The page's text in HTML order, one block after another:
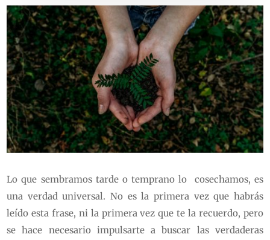
Lo que sembramos tarde o temprano lo cosechamos, es
una verdad universal. No es la primera vez que habrás
leído esta frase, ni la primera vez que te la recuerdo, pero
se hace necesario impulsarte a buscar las verdaderas